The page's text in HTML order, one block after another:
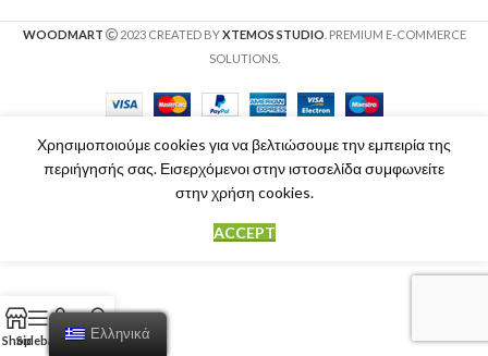
WOODMART 2023 CREATED BYXTEMOS STUDIO . PREMIUM E-COMMERCE
SOLUTIONS.
Χρησιμοποιούμε cookies για να βελτιώσουμε την εμπειρία της
περιήγησής σας. Εισερχόμενοι στην ιστοσελίδα συμφωνείτε
στην χρήση cookies.
ACCEPT
Ελληνικά
ShopSidebar Cart
My account